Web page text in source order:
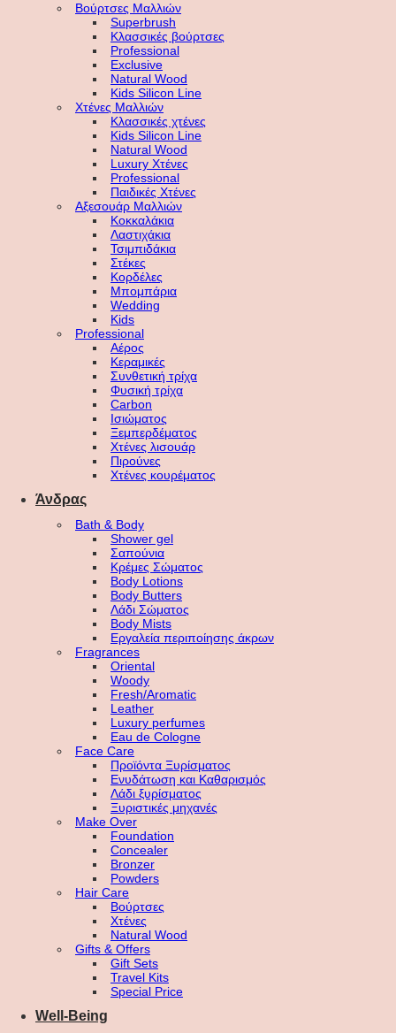
Βούρτσες Μαλλιών
Superbrush
Κλασσικές βούρτσες
Professional
Exclusive
Natural Wood
Kids Silicon Line
Χτένες Μαλλιών
Κλασσικές χτένες
Kids Silicon Line
Natural Wood
Luxury Χτένες
Professional
Παιδικές Χτένες
Αξεσουάρ Μαλλιών
Κοκκαλάκια
Λαστιχάκια
Τσιμπιδάκια
Στέκες
Κορδέλες
Μπομπάρια
Wedding
Kids
Professional
Αέρος
Κεραμικές
Συνθετική τρίχα
Φυσική τρίχα
Carbon
Ισιώματος
Ξεμπερδέματος
Χτένες λισουάρ
Πιρούνες
Χτένες κουρέματος
Άνδρας
Bath & Body
Shower gel
Σαπούνια
Κρέμες Σώματος
Body Lotions
Body Butters
Λάδι Σώματος
Body Mists
Εργαλεία περιποίησης άκρων
Fragrances
Oriental
Woody
Fresh/Aromatic
Leather
Luxury perfumes
Eau de Cologne
Face Care
Προϊόντα Ξυρίσματος
Ενυδάτωση και Καθαρισμός
Λάδι ξυρίσματος
Ξυριστικές μηχανές
Make Over
Foundation
Concealer
Bronzer
Powders
Hair Care
Βούρτσες
Χτένες
Natural Wood
Gifts & Offers
Gift Sets
Travel Kits
Special Price
Well-Being